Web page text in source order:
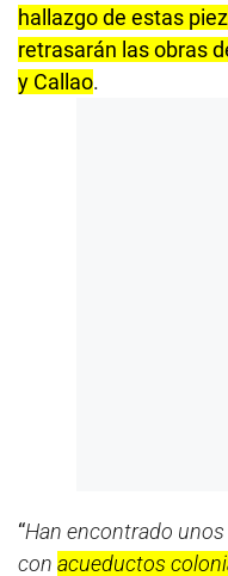
hallazgo de estas
retrasarán las obras
y Callao.
“Han encontrado
con acueductos